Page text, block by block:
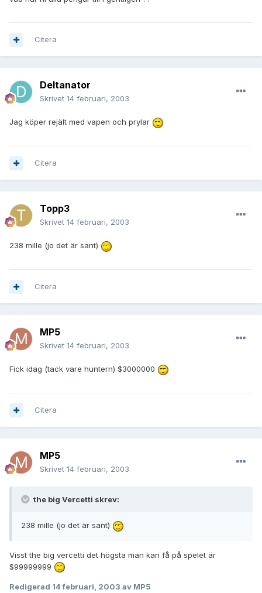
Citera
Deltanator
Skrivet 14 februari, 2003
Jag köper rejält med vapen och prylar
Citera
Topp3
Skrivet 14 februari, 2003
238 mille (jo det är sant)
Citera
MP5
Skrivet 14 februari, 2003
Fick idag (tack vare huntern) $3000000
Citera
MP5
Skrivet 14 februari, 2003
the big Vercetti skrev:
238 mille (jo det är sant)
Visst the big vercetti det högsta man kan få på spelet är
$99999999
Redigerad 14 februari, 2003 av MP5